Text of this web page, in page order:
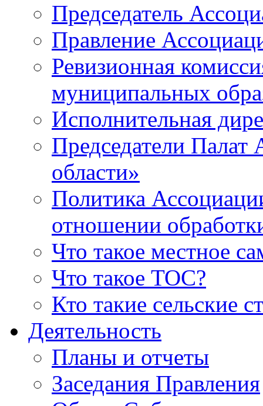
Председатель
Правление
Ревизионная
муниципальных
Исполнительная
Председатели
области»
Политика
отношении
Что такое местное
Что такое ТОС?
Кто такие сельские
Деятельность
Планы и отчеты
Заседания Правления